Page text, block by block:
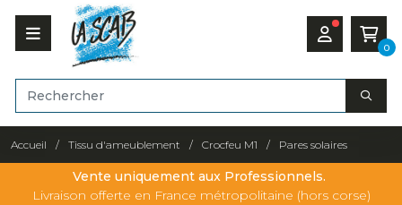
0
Accueil Tissu d'ameublement Crocfeu M1 Pares solaires
Vente uniquement aux Professionnels.
Livraison offerte en France métropolitaine (hors corse)